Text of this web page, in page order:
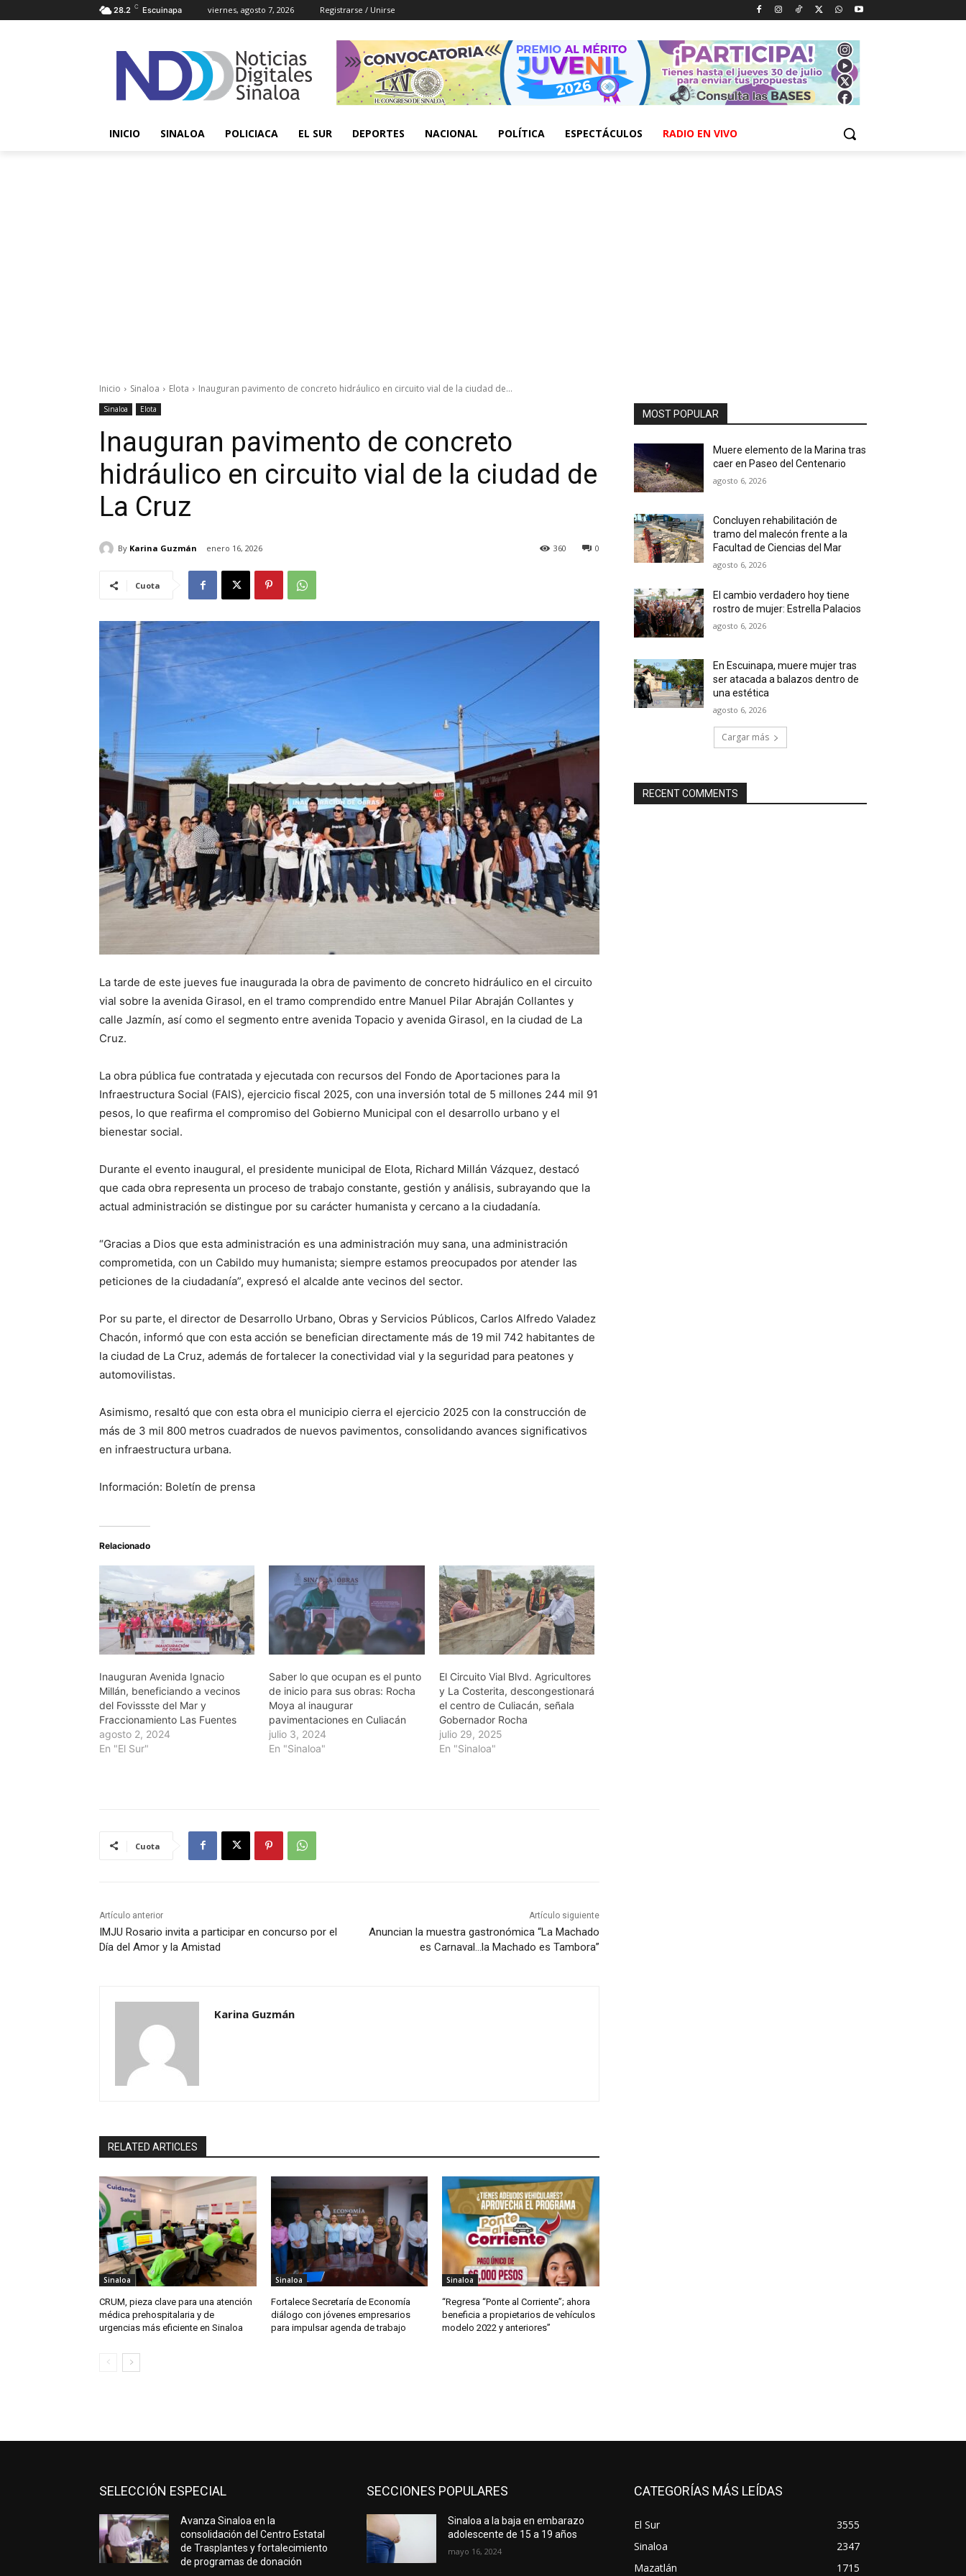
28.2 C Escuinapa viernes, agosto 7, 2026 Registrarse / Unirse
INICIO SINALOA POLICIACA EL SUR DEPORTES NACIONAL POLÍTICA ESPECTÁCULOS RADIO EN VIVO
Inicio Sinaloa Elota Inauguran pavimento de concreto hidráulico en circuito vial de la ciudad de...
Sinaloa Elota
Inauguran pavimento de concreto
hidráulico en circuito vial de la ciudad de
La Cruz
By Karina Guzmán enero 16, 2026 0
360
Cuota
La tarde de este jueves fue inaugurada la obra de pavimento de concreto hidráulico en el circuito
vial sobre la avenida Girasol, en el tramo comprendido entre Manuel Pilar Abraján Collantes y
calle Jazmín, así como el segmento entre avenida Topacio y avenida Girasol, en la ciudad de La
Cruz.
La obra pública fue contratada y ejecutada con recursos del Fondo de Aportaciones para la
Infraestructura Social (FAIS), ejercicio fiscal 2025, con una inversión total de 5 millones 244 mil 91
pesos, lo que reafirma el compromiso del Gobierno Municipal con el desarrollo urbano y el
bienestar social.
Durante el evento inaugural, el presidente municipal de Elota, Richard Millán Vázquez, destacó
que cada obra representa un proceso de trabajo constante, gestión y análisis, subrayando que la
actual administración se distingue por su carácter humanista y cercano a la ciudadanía.
“Gracias a Dios que esta administración es una administración muy sana, una administración
comprometida, con un Cabildo muy humanista; siempre estamos preocupados por atender las
peticiones de la ciudadanía”, expresó el alcalde ante vecinos del sector.
Por su parte, el director de Desarrollo Urbano, Obras y Servicios Públicos, Carlos Alfredo Valadez
Chacón, informó que con esta acción se benefician directamente más de 19 mil 742 habitantes de
la ciudad de La Cruz, además de fortalecer la conectividad vial y la seguridad para peatones y
automovilistas.
Asimismo, resaltó que con esta obra el municipio cierra el ejercicio 2025 con la construcción de
más de 3 mil 800 metros cuadrados de nuevos pavimentos, consolidando avances significativos
en infraestructura urbana.
Información: Boletín de prensa
Relacionado
Inauguran Avenida Ignacio
Millán, beneficiando a vecinos
del Fovissste del Mar y
Fraccionamiento Las Fuentes
agosto 2, 2024
En "El Sur"
Saber lo que ocupan es el punto
de inicio para sus obras: Rocha
Moya al inaugurar
pavimentaciones en Culiacán
julio 3, 2024
En "Sinaloa"
El Circuito Vial Blvd. Agricultores
y La Costerita, descongestionará
el centro de Culiacán, señala
Gobernador Rocha
julio 29, 2025
En "Sinaloa"
Cuota
Artículo anterior
IMJU Rosario invita a participar en concurso por el
Día del Amor y la Amistad
Artículo siguiente
Anuncian la muestra gastronómica “La Machado
es Carnaval…la Machado es Tambora”
Karina Guzmán
RELATED ARTICLES
Sinaloa
CRUM, pieza clave para una atención
médica prehospitalaria y de
urgencias más eficiente en Sinaloa
Sinaloa
Fortalece Secretaría de Economía
diálogo con jóvenes empresarios
para impulsar agenda de trabajo
Sinaloa
“Regresa “Ponte al Corriente”; ahora
beneficia a propietarios de vehículos
modelo 2022 y anteriores”
MOST POPULAR
Muere elemento de la Marina tras
caer en Paseo del Centenario
agosto 6, 2026
Concluyen rehabilitación de
tramo del malecón frente a la
Facultad de Ciencias del Mar
agosto 6, 2026
El cambio verdadero hoy tiene
rostro de mujer: Estrella Palacios
agosto 6, 2026
En Escuinapa, muere mujer tras
ser atacada a balazos dentro de
una estética
agosto 6, 2026
Cargar más
RECENT COMMENTS
SELECCIÓN ESPECIAL
Avanza Sinaloa en la
consolidación del Centro Estatal
de Trasplantes y fortalecimiento
de programas de donación
SECCIONES POPULARES
Sinaloa a la baja en embarazo
adolescente de 15 a 19 años
mayo 16, 2024
CATEGORÍAS MÁS LEÍDAS
El Sur
3555
Sinaloa
2347
Mazatlán
1715